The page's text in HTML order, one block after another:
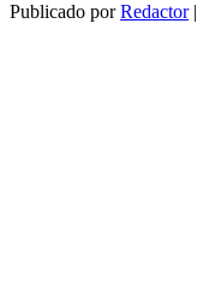
Publicado porRedactor|